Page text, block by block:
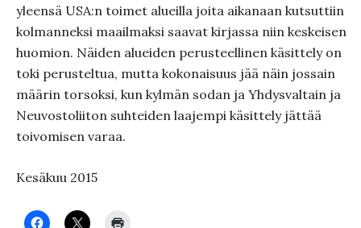
yleensä USA:n toimet alueilla joita aikanaan kutsuttiin
kolmanneksi maailmaksi saavat kirjassa niin keskeisen
huomion. Näiden alueiden perusteellinen käsittely on
toki perusteltua, mutta kokonaisuus jää näin jossain
määrin torsoksi, kun kylmän sodan ja Yhdysvaltain ja
Neuvostoliiton suhteiden laajempi käsittely jättää
toivomisen varaa.
Kesäkuu 2015